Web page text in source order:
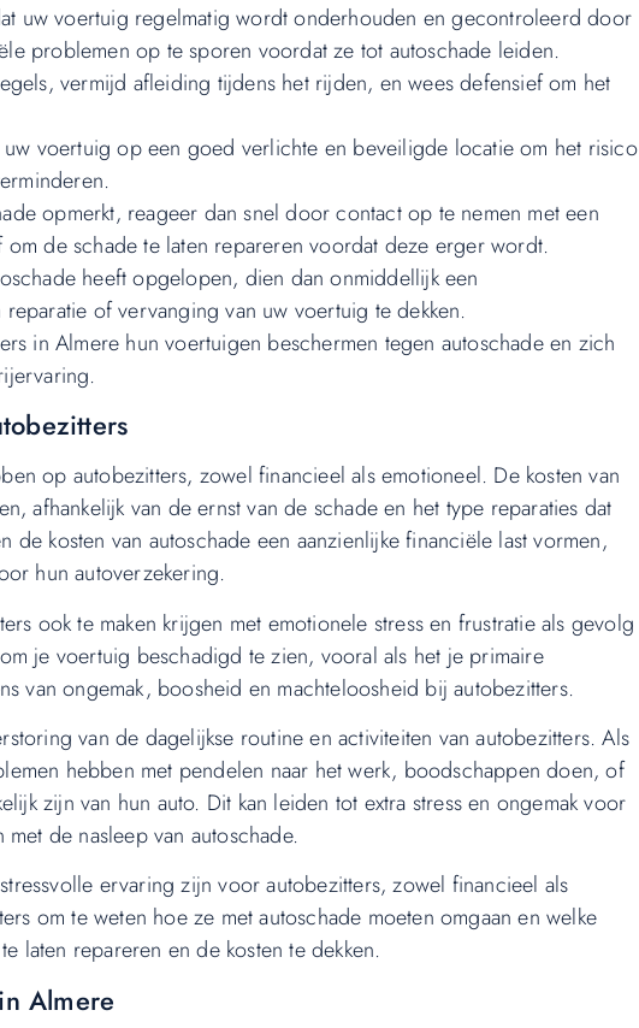
uw voertuig regelmatig wordt onderhouden en gecontroleerd door
problemen op te sporen voordat ze tot autoschade leiden.
vermijd afleiding tijdens het rijden, en wees defensief om het
uw voertuig op een goed verlichte en beveiligde locatie om het risico
opmerkt, reageer dan snel door contact op te nemen met een
de schade te laten repareren voordat deze erger wordt.
heeft opgelopen, dien dan onmiddellijk een
of vervanging van uw voertuig te dekken.
in Almere hun voertuigen beschermen tegen autoschade en zich
op autobezitters, zowel financieel als emotioneel. De kosten van
afhankelijk van de ernst van de schade en het type reparaties dat
kosten van autoschade een aanzienlijke financiële last vormen,
hun autoverzekering.
ook te maken krijgen met emotionele stress en frustratie als gevolg
je voertuig beschadigd te zien, vooral als het je primaire
van ongemak, boosheid en machteloosheid bij autobezitters.
van de dagelijkse routine en activiteiten van autobezitters. Als
hebben met pendelen naar het werk, boodschappen doen, of
zijn van hun auto. Dit kan leiden tot extra stress en ongemak voor
de nasleep van autoschade.
ervaring zijn voor autobezitters, zowel financieel als
om te weten hoe ze met autoschade moeten omgaan en welke
laten repareren en de kosten te dekken.
Almere